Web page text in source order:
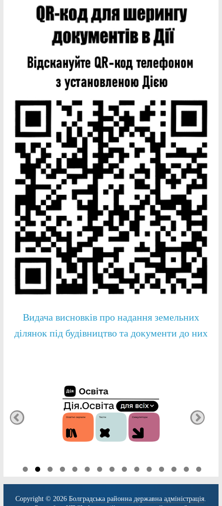
Видача висновків про надання земельних
ділянок під будівництво та документи до них
Copyright © 2026Болградська районна державна адміністрація.